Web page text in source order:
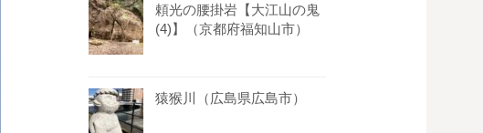
頼光の腰掛岩【大江山の鬼
(4)】（京都府福知山市）
猿猴川（広島県広島市）